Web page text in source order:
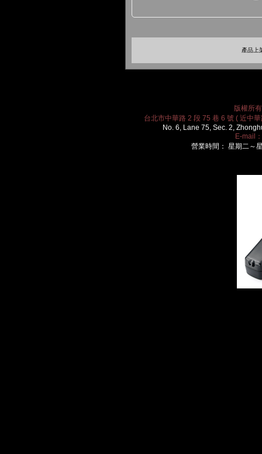
產品上
版權所
台北市中華路 2 段 75 巷 6 號 ( 近中
No. 6, Lane 75, Sec. 2,
E-mail：
營業時間： 星期二～